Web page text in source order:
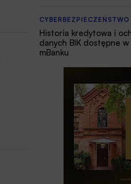
CYBERBEZPIECZEŃSTWO
Historia kredytowa i
danych BIK dostępne w
mBanku